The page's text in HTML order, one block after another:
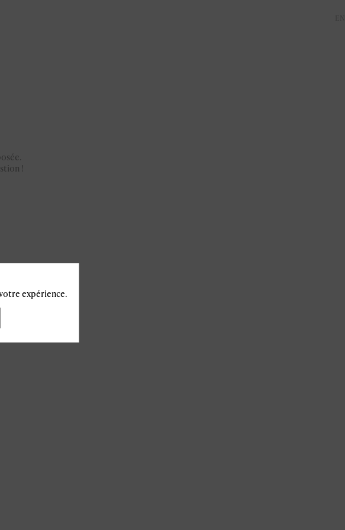
!
expérience.